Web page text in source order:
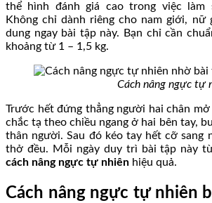
thể hình đánh giá cao trong việc làm
Không chỉ dành riêng cho nam giới, nữ
dung ngay bài tập này. Bạn chỉ cần
khoảng từ 1 – 1,5 kg.
Cách nâng ngực tự
Trước hết đứng thẳng người hai chân mở
chắc tạ theo chiều ngang ở hai bên tay,
thân người. Sau đó kéo tay hết cỡ sang
thở đều. Mỗi ngày duy trì bài tập này
cách nâng ngực tự nhiên hiệu quả.
Cách nâng ngực tự nhiên